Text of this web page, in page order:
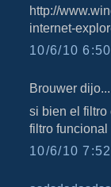
http://
internet-
10/6/10
Brouwer dijo...
si bien el filtro
filtro
10/6/10